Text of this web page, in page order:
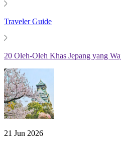
Traveler Guide
20 Oleh-Oleh Khas Jepang yang
21 Jun 2026